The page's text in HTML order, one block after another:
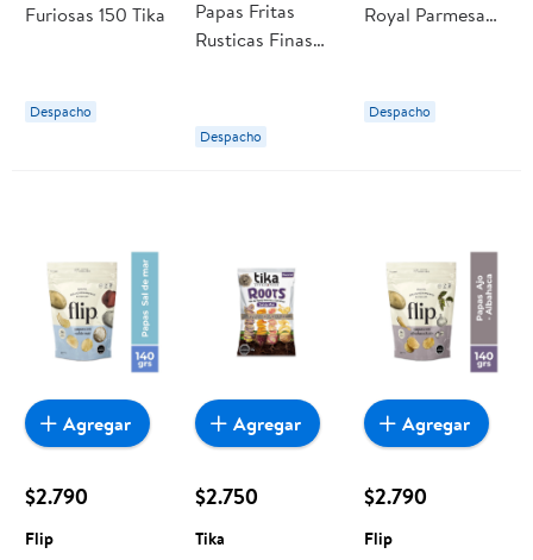
Furiosas 150 Tika
Despacho
Papas Fritas
Rusticas Finas
Despacho
Royal Parmesano
Despacho
$2.790
Flip
Agregar
$2.750
Tika
Agregar
$2.790
Flip
Agregar